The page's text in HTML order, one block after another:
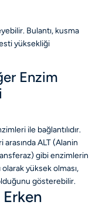
Bulantı, kusma
yüksekliği
Enzim
ile bağlantılıdır.
ALT (Alanin
gibi enzimlerin
yüksek olması,
gösterebilir.